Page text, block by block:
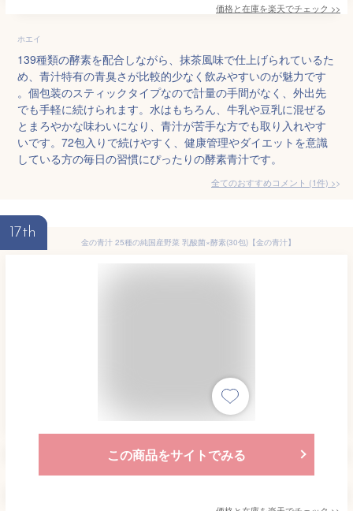
価格と在庫を楽天でチェック >>
ホエイ
139種類の酵素を配合しながら、抹茶風味で仕上げられているた
め、青汁特有の青臭さが比較的少なく飲みやすいのが魅力です
。個包装のスティックタイプなので計量の手間がなく、外出先
でも手軽に続けられます。水はもちろん、牛乳や豆乳に混ぜる
とまろやかな味わいになり、青汁が苦手な方でも取り入れやす
いです。72包入りで続けやすく、健康管理やダイエットを意識
している方の毎日の習慣にぴったりの酵素青汁です。
全てのおすすめコメント (1件) >
17th
金の青汁 25種の純国産野菜 乳酸菌×酵素(30包)【金の青汁】
この商品をサイトでみる